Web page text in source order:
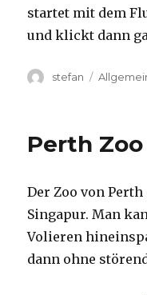
startet mit dem
und klickt dann
Autor
stefan
Perth Zoo
Der Zoo von
Singapur. Man
Volieren
dann ohne